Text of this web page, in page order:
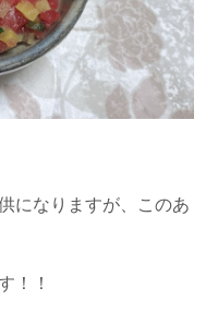
になりますが、このあ
！！